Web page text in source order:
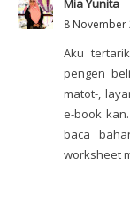
Mia Yunita
8 November
Aku
pengen
matot-,
e-book
baca
worksheet